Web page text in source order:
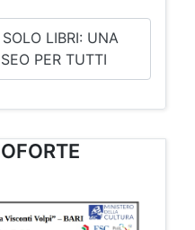
LIBRI: UNA
PER TUTTI